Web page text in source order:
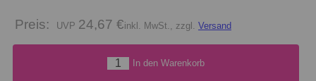
Preis: 24,67 €inkl. MwSt., zzgl. Versand
In den Warenkorb